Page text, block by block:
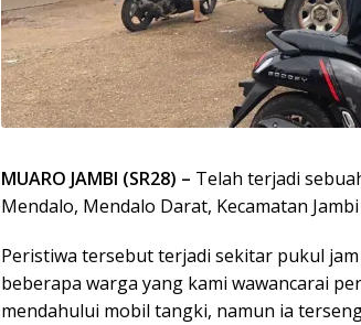
MUARO JAMBI (SR28) – Telah terjadi
Mendalo, Mendalo Darat, Kecamatan
Peristiwa tersebut terjadi sekitar pukul
beberapa warga yang kami wawancarai
mendahului mobil tangki, namun ia